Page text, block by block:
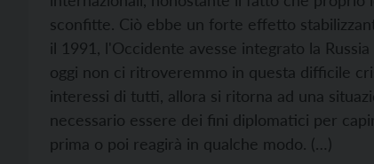
sconfitte. Ciò ebbe un forte effetto
il 1991, l'Occidente avesse integrato la
oggi non ci ritroveremmo in questa difficile
interessi di tutti, allora si ritorna ad una
necessario essere dei fini diplomatici per
prima o poi reagirà in qualche modo. (…)